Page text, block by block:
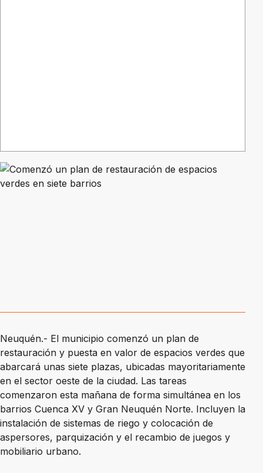
Neuquén.- El municipio comenzó un plan de
restauración y puesta en valor de espacios verdes que
abarcará unas siete plazas, ubicadas mayoritariamente
en el sector oeste de la ciudad. Las tareas
comenzaron esta mañana de forma simultánea en los
barrios Cuenca XV y Gran Neuquén Norte. Incluyen la
instalación de sistemas de riego y colocación de
aspersores, parquización y el recambio de juegos y
mobiliario urbano.